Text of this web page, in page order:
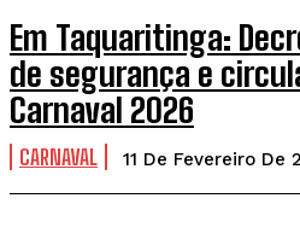
Em Taquaritinga:
de segurança e
Carnaval 2026
CARNAVAL 11 De Fevereiro De